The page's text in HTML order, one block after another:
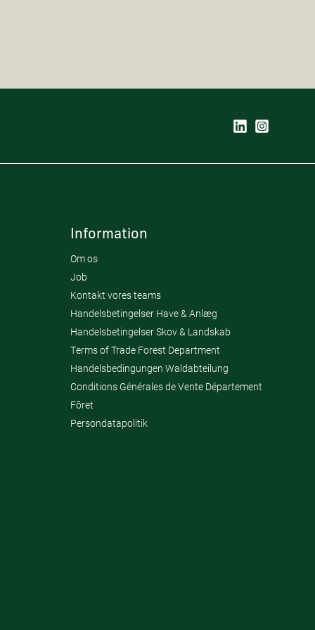
Information
Om os
Job
Kontakt vores teams
Handelsbetingelser Have & Anlæg
Handelsbetingelser Skov & Landskab
Terms of Trade Forest Department
Handelsbedingungen Waldabteilung
Conditions Générales de Vente Département
Fôret
Persondatapolitik